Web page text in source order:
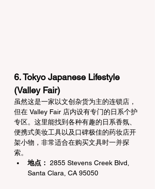
6. Tokyo Japanese Lifestyle
(Valley Fair)
虽然这是一家以文创杂货为主的连锁店，
但在 Valley Fair 店内设有专门的日系个护
专区。这里能找到各种有趣的日系香氛、
便携式美妆工具以及口碑极佳的药妆店开
架小物，非常适合在购买文具时一并探
索。
地点： 2855 Stevens Creek Blvd,
Santa Clara, CA 95050